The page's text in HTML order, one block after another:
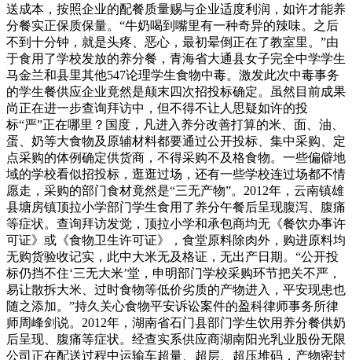
送成本，按照企业的配餐质量赐与企业适度利润，如许才能养
分餐实正保质保量。“牛奶喝到嘴里有一种奇异的辣味。之后
不到十分钟，就是头疼、恶心，最初晕倒正在了教室里。”由
于食用了学校发放的养分餐，青海省大通县女子完全中学学生
马金兰和县里其他547论理学生食物中毒。激发此次中毒事务
的学生餐供应企业竟然是颠末四次招投标确定。虽然目前成果
尚正在进一步查询拜访中，但不得不让人思疑如许的投
标“严”正在哪里？国度，凡进入养分改善打算的米、面、油、
蛋、奶等大食物及原辅材料都要通过公开投标、集中采购、定
点采购的体例确定供货商，不得采购不及格食物。一些偏僻地
域的学校看似招投标，逛逛过场，还有一些学校连过场都不情
愿走，采购的部门食材竟然是“三无产物”。2012年，云南镇雄
县塘房镇顶拉小学部门学生食用了养分午餐后呈现腹泻、腹痛
等症状。查询拜访发觉，顶拉小学和承包商均无《餐饮办事许
可证》或《食物卫生许可证》，食堂原料除肉外，购进原料均
无购货验收记实，此中大米无及格证，无出产日期。“公开投
标仍挡不住‘三无大米’堂，申明部门学校采购环节把关不严，
易让散拆大米、过时食物等低价劣质的产物进入，平安现患也
随之添加。”持久关心食物平安诉讼案件的盈科律师事务所律
师周峰剑说。2012年，湖南省石门县部门学生饮用养分餐供奶
后呈现、腹痛等症状。经查实系供应商湖南阳光乳业股份无限
公司正在配送过程中运输车超量、超层、超压堆码，产物密封